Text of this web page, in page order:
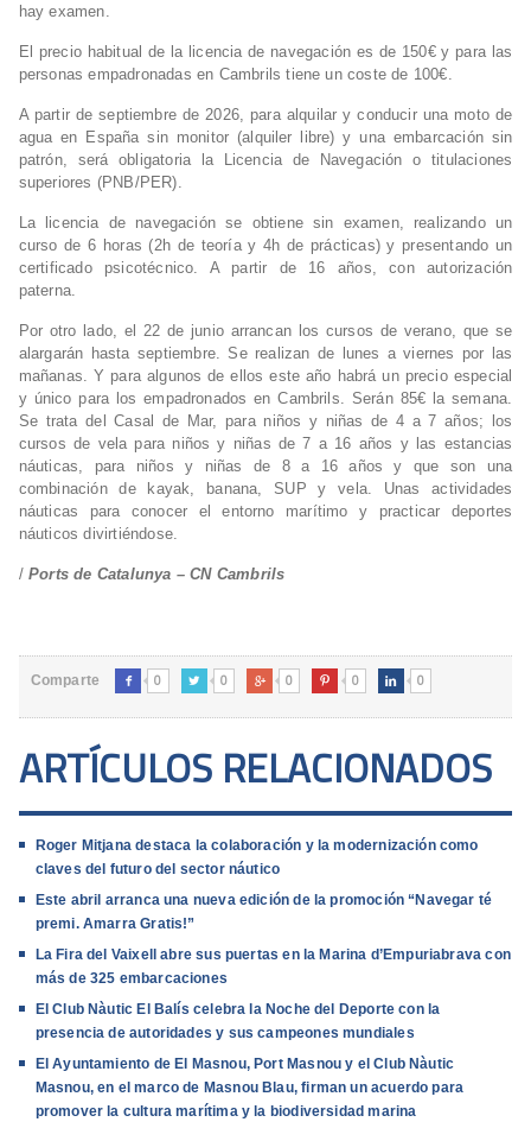
hay examen.
El precio habitual de la licencia de navegación es de 150€ y para las
personas empadronadas en Cambrils tiene un coste de 100€.
A partir de septiembre de 2026, para alquilar y conducir una moto de
agua en España sin monitor (alquiler libre) y una embarcación sin
patrón, será obligatoria la Licencia de Navegación o titulaciones
superiores (PNB/PER).
La licencia de navegación se obtiene sin examen, realizando un
curso de 6 horas (2h de teoría y 4h de prácticas) y presentando un
certificado psicotécnico. A partir de 16 años, con autorización
paterna.
Por otro lado, el 22 de junio arrancan los cursos de verano, que se
alargarán hasta septiembre. Se realizan de lunes a viernes por las
mañanas. Y para algunos de ellos este año habrá un precio especial
y único para los empadronados en Cambrils. Serán 85€ la semana.
Se trata del Casal de Mar, para niños y niñas de 4 a 7 años; los
cursos de vela para niños y niñas de 7 a 16 años y las estancias
náuticas, para niños y niñas de 8 a 16 años y que son una
combinación de kayak, banana, SUP y vela. Unas actividades
náuticas para conocer el entorno marítimo y practicar deportes
náuticos divirtiéndose.
/Ports de Catalunya – CN Cambrils
Comparte  0  0  0  0  0
ARTÍCULOS RELACIONADOS
Roger Mitjana destaca la colaboración y la modernización como
claves del futuro del sector náutico
Este abril arranca una nueva edición de la promoción “Navegar té
premi. Amarra Gratis!”
La Fira del Vaixell abre sus puertas en la Marina d’Empuriabrava con
más de 325 embarcaciones
El Club Nàutic El Balís celebra la Noche del Deporte con la
presencia de autoridades y sus campeones mundiales
El Ayuntamiento de El Masnou, Port Masnou y el Club Nàutic
Masnou, en el marco de Masnou Blau, firman un acuerdo para
promover la cultura marítima y la biodiversidad marina